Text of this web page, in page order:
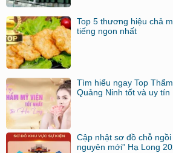
Top 5 thương hiệu chả
tiếng ngon nhất
Tìm hiểu ngay Top
Quảng Ninh tốt và uy tín
Cập nhật sơ đồ chỗ
nguyên mới” Hạ Long